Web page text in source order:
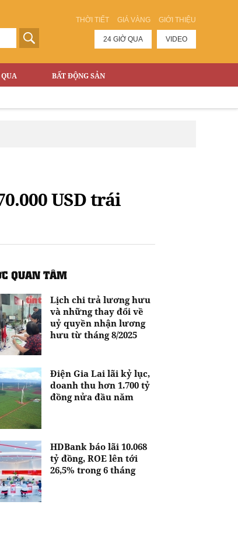
THỜI TIẾT GIÁ VÀNG GIỚI THIỆU
24 GIỜ QUA VIDEO
BẤT ĐỘNG SẢN
USD trái
QUAN TÂM
Lịch chi trả lương hưu
và những thay đổi về
uỷ quyền nhận lương
hưu từ tháng 8/2025
Điện Gia Lai lãi kỷ lục,
doanh thu hơn 1.700 tỷ
đồng nửa đầu năm
HDBank báo lãi 10.068
tỷ đồng, ROE lên tới
26,5% trong 6 tháng